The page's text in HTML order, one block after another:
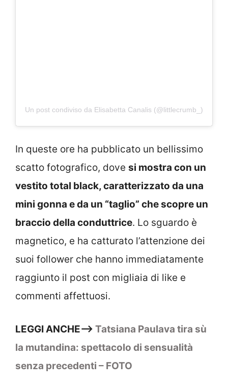
Un post condiviso da Elisabetta Canalis (@littlecrumb_)
In queste ore ha pubblicato un bellissimo
scatto fotografico, dove si mostra con un
vestito total black, caratterizzato da una
mini gonna e da un “taglio” che scopre un
braccio della conduttrice. Lo sguardo è
magnetico, e ha catturato l’attenzione dei
suoi follower che hanno immediatamente
raggiunto il post con migliaia di like e
commenti affettuosi.
LEGGI ANCHE–> Tatsiana Paulava tira sù
la mutandina: spettacolo di sensualità
senza precedenti – FOTO